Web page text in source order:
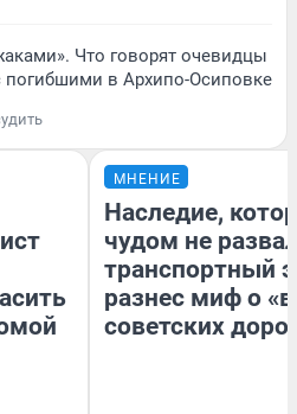
Что говорят очевидцы
погибшими в Архипо-Осиповке
МНЕНИЕ
Наследие,
чудом не
транспортный
разнес миф о
советских